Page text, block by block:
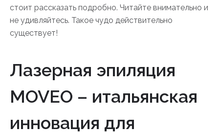
стоит рассказать подробно. Читайте внимательно и
не удивляйтесь. Такое чудо действительно
существует!
Лазерная эпиляция
MOVEO – итальянская
инновация для